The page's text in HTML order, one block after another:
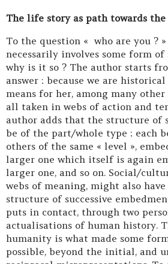
The life story as path towards
To the question « who are you ?
necessarily involves some form
why is it so ? The author starts
answer : because we are
means for her, among many
all taken in webs of action and
author adds that the structure of
be of the part/whole type : each
others of the same « level »,
larger one which itself is again
larger one, and so on. Social/
webs of meaning, might also
structure of successive
puts in contact, through two
actualisations of human history.
humanity is what made some
possible, beyond the initial, and